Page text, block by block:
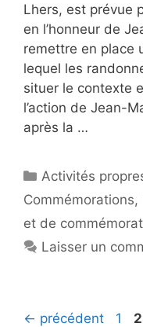
Lhers, est prévue
en l’honneur de
remettre en place
lequel les
situer le contexte
l’action de Jean-
après la …
Catégories
Activités
Commémorations,
et de
Laisser un
Navigation
← précédent Page
1 2